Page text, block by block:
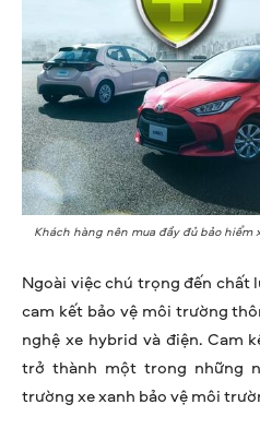
Khách hàng nên mua đầy đủ bảo hiểm
Ngoài việc chú trọng đến chất
cam kết bảo vệ môi trường
nghệ xe hybrid và điện. Cam
trở thành một trong những
trường xe xanh bảo vệ môi